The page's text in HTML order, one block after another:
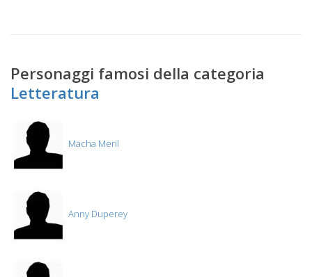
Personaggi famosi della categoria
Letteratura
Macha Meril
Anny Duperey